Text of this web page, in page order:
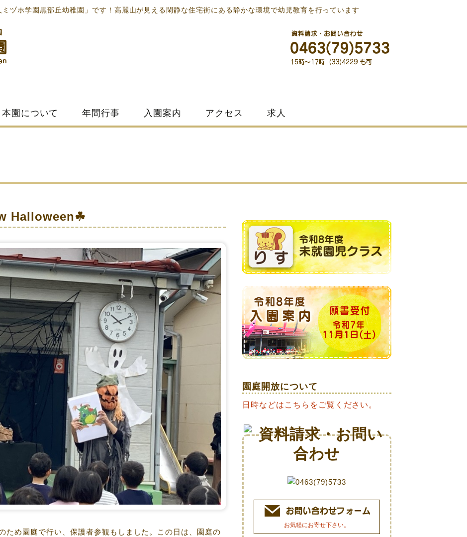
ヅホ学園黒部丘幼稚園」です！高麗山が見える閑静な住宅街にある静かな環境で幼児教育を行っています
本園について 年間行事 入園案内 アクセス 求人
Halloween☘
ため園庭で行い、保護者参観もしました。この日は、園庭の
園庭開放について
日時などはこちらをご覧ください。
お気軽にお寄せ下さい。